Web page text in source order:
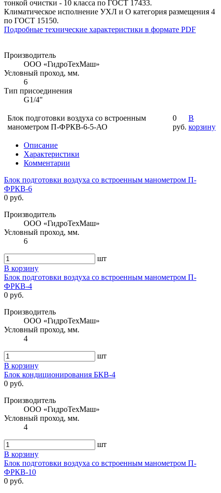
тонкой очистки - 10 класса по ГОСТ 17433.
Климатическое исполнение УХЛ и О категория размещения 4
по ГОСТ 15150.
Подробные технические характеристики в формате PDF
Производитель
ООО «ГидроТехМаш»
Условный проход, мм.
6
Тип присоединения
G1/4"
Блок подготовки воздуха со встроенным
манометром П-ФРКВ-6-5-АО
0
руб.
В
корзину
Описание
Характеристики
Комментарии
Блок подготовки воздуха со встроенным манометром П-
ФРКВ-6
0 руб.
Производитель
ООО «ГидроТехМаш»
Условный проход, мм.
6
шт
В корзину
Блок подготовки воздуха со встроенным манометром П-
ФРКВ-4
0 руб.
Производитель
ООО «ГидроТехМаш»
Условный проход, мм.
4
шт
В корзину
Блок кондиционирования БКВ-4
0 руб.
Производитель
ООО «ГидроТехМаш»
Условный проход, мм.
4
шт
В корзину
Блок подготовки воздуха со встроенным манометром П-
ФРКВ-10
0 руб.